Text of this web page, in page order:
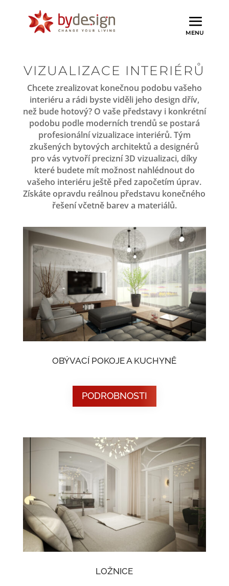
VIZUALIZACE INTERIÉRŮ
Chcete zrealizovat konečnou podobu vašeho
interiéru a rádi byste viděli jeho design dřív,
než bude hotový? O vaše představy i konkrétní
podobu podle moderních trendů se postará
profesionální vizualizace interiérů. Tým
zkušených bytových architektů a designérů
pro vás vytvoří precizní 3D vizualizaci, díky
které budete mít možnost nahlédnout do
vašeho interiéru ještě před započetím úprav.
Získáte opravdu reálnou představu konečného
řešení včetně barev a materiálů.
OBÝVACÍ POKOJE A KUCHYNĚ
PODROBNOSTI
LOŽNICE